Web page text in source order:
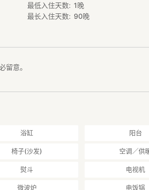
最低入住天数 1晚
最长入住天数
90晚
留意。
浴缸 阳台
椅子(沙发) 空调／供
熨斗 电视机
微波炉 电饭锅